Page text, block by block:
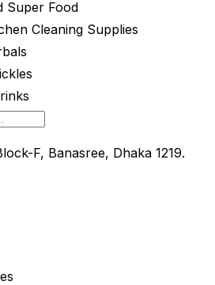
Super Food
Cleaning Supplies
F, Banasree, Dhaka 1219.